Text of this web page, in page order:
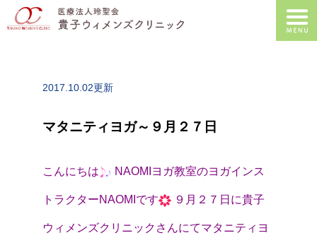
2017.10.02更新
マタニティヨガ～９月２７日
こんにちは NAOMIヨガ教室のヨガインス
トラクターNAOMIです ９月２７日に貴子
ウィメンズクリニックさんにてマタニティヨ